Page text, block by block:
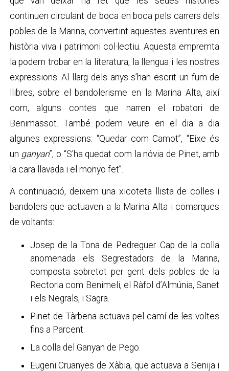
continuen circulant de boca en boca pels carrers dels
pobles de la Marina, convertint aquestes aventures en
història viva i patrimoni col·lectiu. Aquesta empremta
la podem trobar en la literatura, la llengua i les nostres
expressions. Al llarg dels anys s’han escrit un fum de
llibres, sobre el bandolerisme en la Marina Alta, així
com, alguns contes que narren el robatori de
Benimassot. També podem veure en el dia a dia
algunes expressions: “Quedar com Camot”, “Eixe és
un ganyan”, o “S'ha quedat com la nóvia de Pinet, amb
la cara llavada i el monyo fet”.
A continuació, deixem una xicoteta llista de colles i
bandolers que actuaven a la Marina Alta i comarques
de voltants:
Josep de la Tona de Pedreguer. Cap de la colla
anomenada els Segrestadors de la Marina,
composta sobretot per gent dels pobles de la
Rectoria com Benimeli, el Ràfol d’Almúnia, Sanet
i els Negrals, i Sagra.
Pinet de Tàrbena actuava pel camí de les voltes
fins a Parcent.
La colla del Ganyan de Pego.
Eugeni Cruanyes de Xàbia, que actuava a Senija i